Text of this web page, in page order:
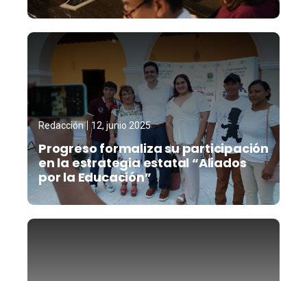
Redacción 12, junio 2025
Progreso formaliza su participación
en la estrategia estatal “Aliados
por la Educación”